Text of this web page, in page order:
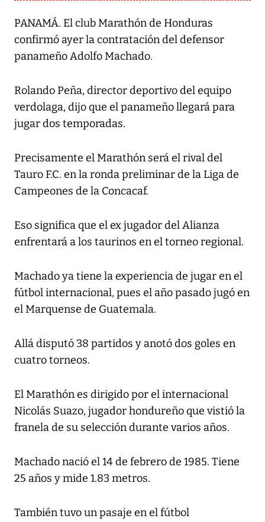
PANAMÁ. El club Marathón de Honduras
confirmó ayer la contratación del defensor
panameño Adolfo Machado.
Rolando Peña, director deportivo del equipo
verdolaga, dijo que el panameño llegará para
jugar dos temporadas.
Precisamente el Marathón será el rival del
Tauro F.C. en la ronda preliminar de la Liga de
Campeones de la Concacaf.
Eso significa que el ex jugador del Alianza
enfrentará a los taurinos en el torneo regional.
Machado ya tiene la experiencia de jugar en el
fútbol internacional, pues el año pasado jugó en
el Marquense de Guatemala.
Allá disputó 38 partidos y anotó dos goles en
cuatro torneos.
El Marathón es dirigido por el internacional
Nicolás Suazo, jugador hondureño que vistió la
franela de su selección durante varios años.
Machado nació el 14 de febrero de 1985. Tiene
25 años y mide 1.83 metros.
También tuvo un pasaje en el fútbol